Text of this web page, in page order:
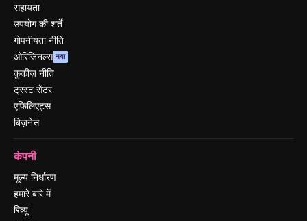
सहायता
उपयोग की शर्तें
गोपनीयता नीति
ओरिजिनल्स नया
कुकीज़ नीति
ट्रस्ट सेंटर
एफिलिएट्स
बिज़नेस
कंपनी
मूल्य निर्धारण
हमारे बारे में
रिव्यू